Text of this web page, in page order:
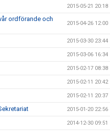
2015-05-21 20:18
ordförande och
2015-04-26 12:00
2015-03-30 23:44
2015-03-06 16:34
2015-02-17 08:38
2015-02-11 20:42
2015-02-11 20:37
2015-01-20 22:56
2014-12-30 09:51